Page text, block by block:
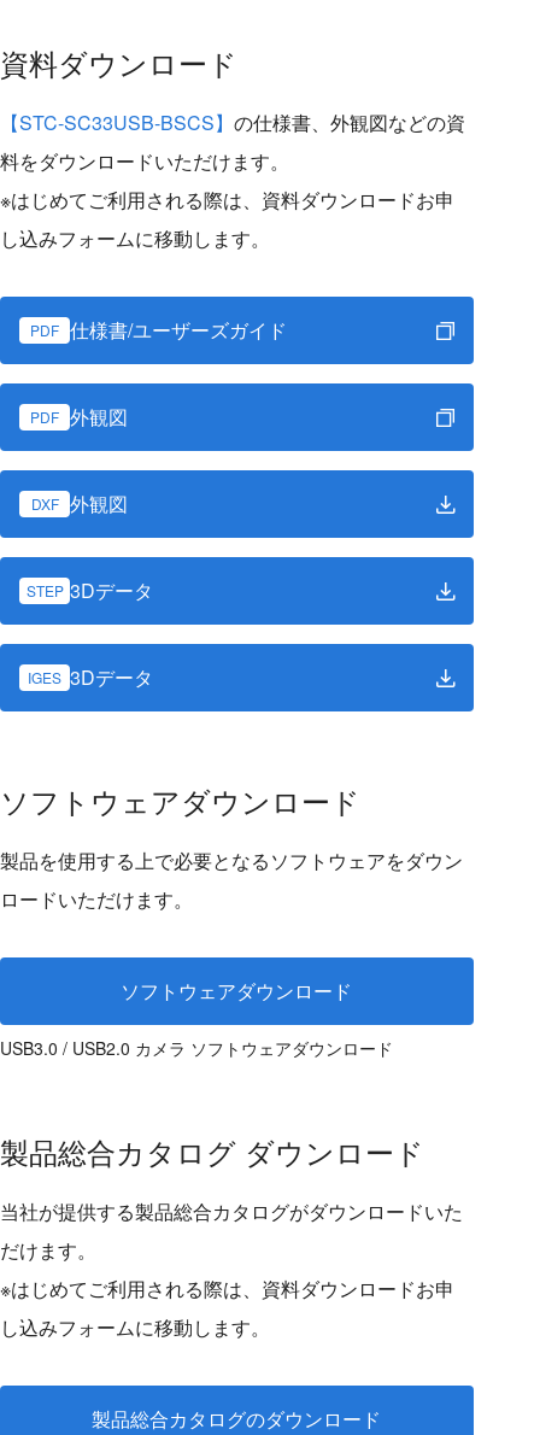
資料ダウンロード
【STC-SC33USB-BSCS】 の仕様書、外観図などの資
料をダウンロードいただけます。
※はじめてご利用される際は、資料ダウンロードお申
し込みフォームに移動します。
PDF 仕様書/ユーザーズガイド
PDF 外観図
DXF 外観図
STEP 3Dデータ
IGES 3Dデータ
ソフトウェアダウンロード
製品を使用する上で必要となるソフトウェアをダウン
ロードいただけます。
ソフトウェアダウンロード
USB3.0 / USB2.0 カメラ ソフトウェアダウンロード
製品総合カタログ ダウンロード
当社が提供する製品総合カタログがダウンロードいた
だけます。
※はじめてご利用される際は、資料ダウンロードお申
し込みフォームに移動します。
製品総合カタログのダウンロード